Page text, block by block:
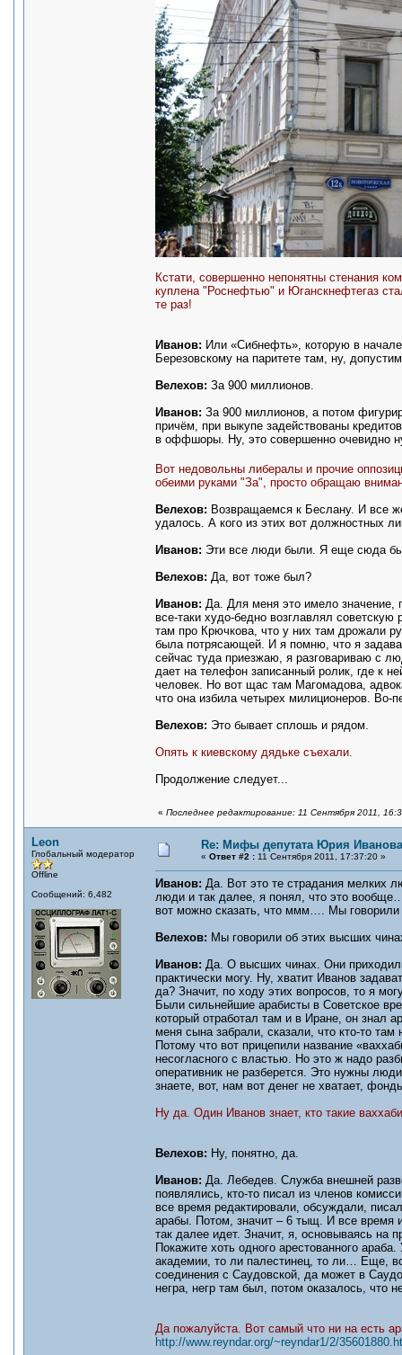
Кстати, совершенно непонятны стенания
куплена "Роснефтью" и Юганскнефтегаз
те раз!
Иванов: Или «Сибнефть», которую в
Березовскому на паритете там, ну,
Велехов: За 900 миллионов.
Иванов: За 900 миллионов, а потом
причём, при выкупе задействованы
в оффшоры. Ну, это совершенно очевидно
Вот недовольны либералы и прочие
обеими руками "За", просто обращаю
Велехов: Возвращаемся к Беслану. И все
удалось. А кого из этих вот должностных
Иванов: Эти все люди были. Я еще сюда бы
Велехов: Да, вот тоже был?
Иванов: Да. Для меня это имело значение,
все-таки худо-бедно возглавлял
там про Крючкова, что у них там дрожали
была потрясающей. И я помню, что я
сейчас туда приезжаю, я разговариваю с
дает на телефон записанный ролик, где к
человек. Но вот щас там Магомадова,
что она избила четырех милиционеров. Во-
Велехов: Это бывает сплошь и рядом.
Опять к киевскому дядьке съехали.
Продолжение следует...
« Последнее редактирование: 11 Сентября 2011,
Leon
Глобальный модератор
Offline
Сообщений: 6,482
Re: Мифы депутата Юрия Иванова
« Ответ #2 : 11 Сентября 2011, 17:37:20 »
Иванов: Да. Вот это те страдания мелких
люди и так далее, я понял, что это
вот можно сказать, что ммм…. Мы
Велехов: Мы говорили об этих высших
Иванов: Да. О высших чинах. Они
практически могу. Ну, хватит Иванов
да? Значит, по ходу этих вопросов, то я
Были сильнейшие арабисты в Советское
который отработал там и в Иране, он знал
меня сына забрали, сказали, что кто-то
Потому что вот прицепили название
несогласного с властью. Но это ж надо
оперативник не разберется. Это нужны
знаете, вот, нам вот денег не хватает,
Ну да. Один Иванов знает, кто такие
Велехов: Ну, понятно, да.
Иванов: Да. Лебедев. Служба внешней
появлялись, кто-то писал из членов
все время редактировали, обсуждали,
арабы. Потом, значит – 6 тыщ. И все время
так далее идет. Значит, я, основываясь на
Покажите хоть одного арестованного
академии, то ли палестинец, то ли… Еще,
соединения с Саудовской, да может в
негра, негр там был, потом оказалось, что
Да пожалуйста. Вот самый что ни на есть
http://www.reyndar.org/~reyndar1/2/